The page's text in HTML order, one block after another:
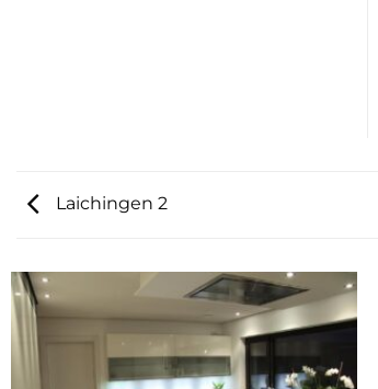
Laichingen 2